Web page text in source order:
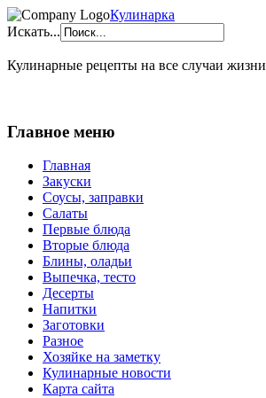
Кулинарка
Искать...
Кулинарные рецепты на все случаи жизни
Главное меню
Главная
Закуски
Соусы, заправки
Салаты
Первые блюда
Вторые блюда
Блины, оладьи
Выпечка, тесто
Десерты
Напитки
Заготовки
Разное
Хозяйке на заметку
Кулинарные новости
Карта сайта